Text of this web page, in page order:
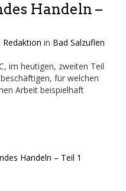
Handeln –
Redaktion in Bad Salzuflen
im heutigen, zweiten Teil
für welchen
Arbeit beispielhaft